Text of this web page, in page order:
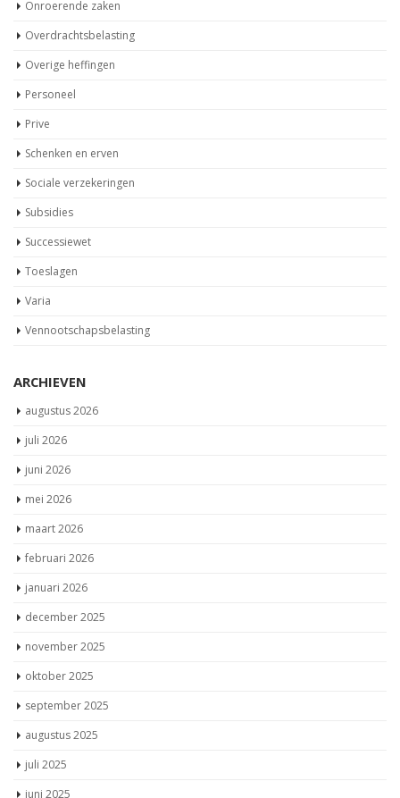
Onroerende zaken
Overdrachtsbelasting
Overige heffingen
Personeel
Prive
Schenken en erven
Sociale verzekeringen
Subsidies
Successiewet
Toeslagen
Varia
Vennootschapsbelasting
ARCHIEVEN
augustus 2026
juli 2026
juni 2026
mei 2026
maart 2026
februari 2026
januari 2026
december 2025
november 2025
oktober 2025
september 2025
augustus 2025
juli 2025
juni 2025